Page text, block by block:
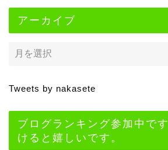
アーカイブ
Tweets by nakasete
ブログランキング参加中で
けると嬉しいです。